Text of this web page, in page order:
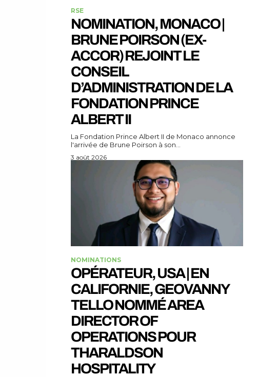
RSE
NOMINATION, MONACO |
BRUNE POIRSON (EX-
ACCOR) REJOINT LE
CONSEIL
D’ADMINISTRATION DE LA
FONDATION PRINCE
ALBERT II
La Fondation Prince Albert II de Monaco annonce
l'arrivée de Brune Poirson à son...
3 août 2026
NOMINATIONS
OPÉRATEUR, USA | EN
CALIFORNIE, GEOVANNY
TELLO NOMMÉ AREA
DIRECTOR OF
OPERATIONS POUR
THARALDSON
HOSPITALITY